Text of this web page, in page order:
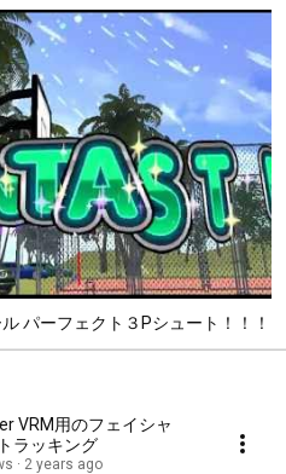
パーフェクト３Pシュート！！！
VRM用のフェイシャ
ラッキング
2 years ago